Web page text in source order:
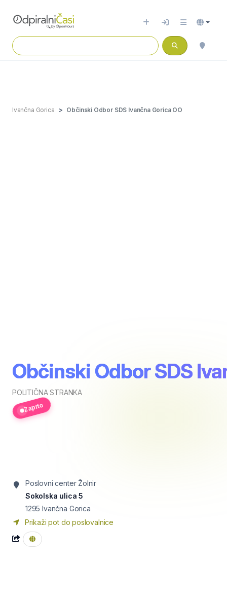
Ivančna Gorica Občinski Odbor SDS Ivančna Gorica OO
Občinski Odbor SDS
POLITIČNA STRANKA
Zaprto
Poslovni center Žolnir
Sokolska ulica 5
1295 Ivančna Gorica
Prikaži pot do poslovalnice